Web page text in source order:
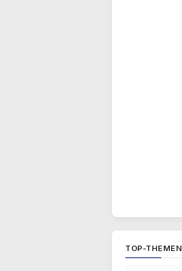
TOP-THEMEN